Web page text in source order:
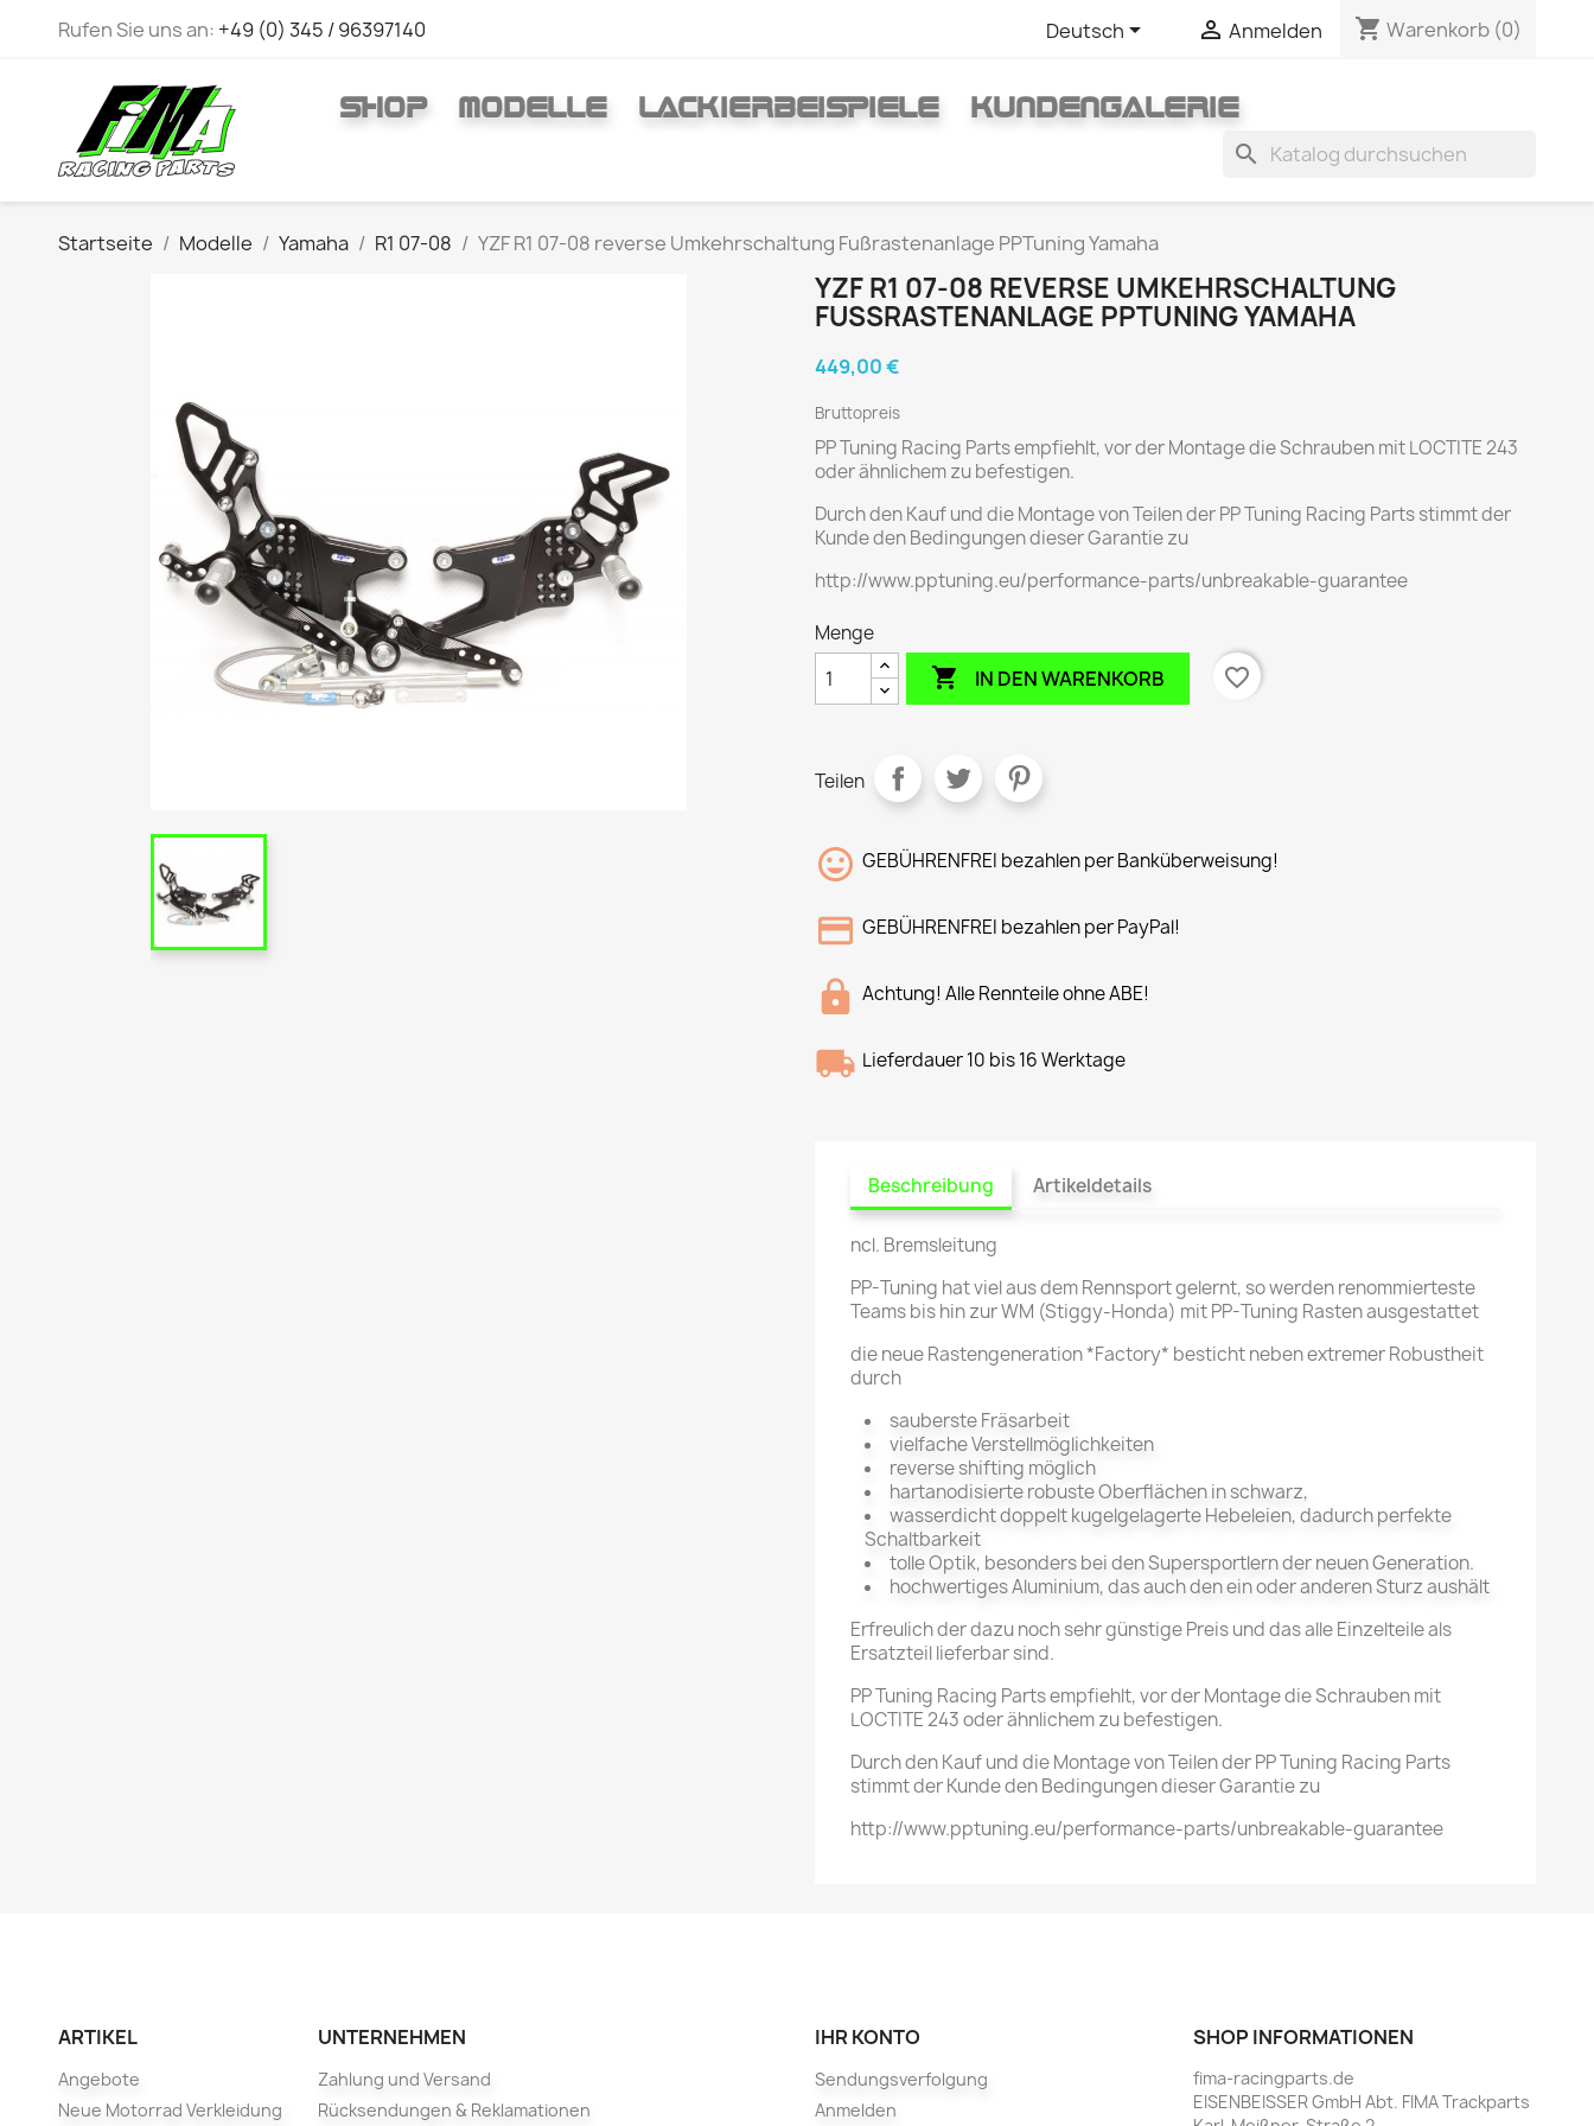
Rufen Sie uns an: +49 (0) 345 / 96397140 Deutsch  Anmelden shopping_cart Warenkorb (0)
SHOP MODELLE LACKIERBEISPIELE
KUNDENGALERIE
search
Startseite Modelle Yamaha R1 07-08 YZF R1 07-08 reverse Umkehrschaltung Fußrastenanlage PPTuning Yamaha
YZF R1 07-08 REVERSE UMKEHRSCHALTUNG
FUSSRASTENANLAGE PPTUNING YAMAHA
449,00 €
Bruttopreis
PP Tuning Racing Parts empfiehlt, vor der Montage die Schrauben mit LOCTITE 243
oder ähnlichem zu befestigen.
Durch den Kauf und die Montage von Teilen der PP Tuning Racing Parts stimmt der
Kunde den Bedingungen dieser Garantie zu
http://www.pptuning.eu/performance-parts/unbreakable-guarantee
Menge
 IN DEN WARENKORB favorite_border
Teilen
GEBÜHRENFREI bezahlen per Banküberweisung!
GEBÜHRENFREI bezahlen per PayPal!
Achtung! Alle Rennteile ohne ABE!
Lieferdauer 10 bis 16 Werktage
Beschreibung Artikeldetails
ncl. Bremsleitung
PP-Tuning hat viel aus dem Rennsport gelernt, so werden renommierteste
Teams bis hin zur WM (Stiggy-Honda) mit PP-Tuning Rasten ausgestattet
die neue Rastengeneration *Factory* besticht neben extremer Robustheit
durch
sauberste Fräsarbeit
vielfache Verstellmöglichkeiten
reverse shifting möglich
hartanodisierte robuste Oberflächen in schwarz,
wasserdicht doppelt kugelgelagerte Hebeleien, dadurch perfekte
Schaltbarkeit
tolle Optik, besonders bei den Supersportlern der neuen Generation.
hochwertiges Aluminium, das auch den ein oder anderen Sturz aushält
Erfreulich der dazu noch sehr günstige Preis und das alle Einzelteile als
Ersatzteil lieferbar sind.
PP Tuning Racing Parts empfiehlt, vor der Montage die Schrauben mit
LOCTITE 243 oder ähnlichem zu befestigen.
Durch den Kauf und die Montage von Teilen der PP Tuning Racing Parts
stimmt der Kunde den Bedingungen dieser Garantie zu
http://www.pptuning.eu/performance-parts/unbreakable-guarantee
ARTIKEL
Angebote
Neue Motorrad Verkleidung
UNTERNEHMEN
Zahlung und Versand
Rücksendungen & Reklamationen
IHR KONTO
Sendungsverfolgung
Anmelden
SHOP INFORMATIONEN
fima-racingparts.de
EISENBEISSER GmbH Abt. FIMA Trackparts